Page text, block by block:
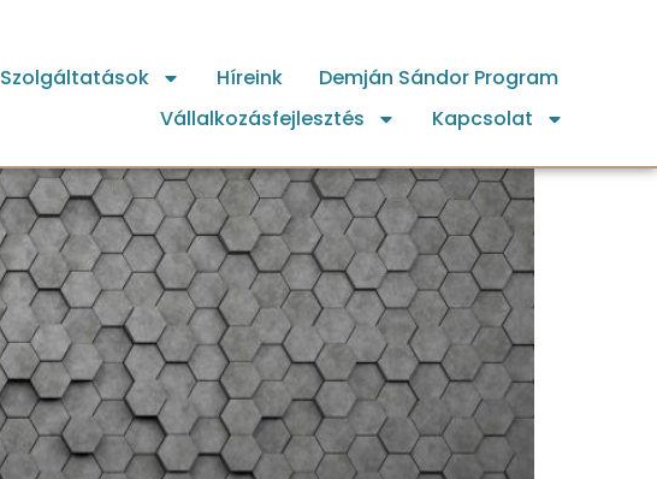
Szolgáltatások Híreink
Demján Sándor Program
Vállalkozásfejlesztés
Kapcsolat